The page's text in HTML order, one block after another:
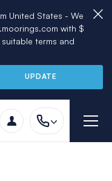
United States - We
with $
terms and
UPDATE